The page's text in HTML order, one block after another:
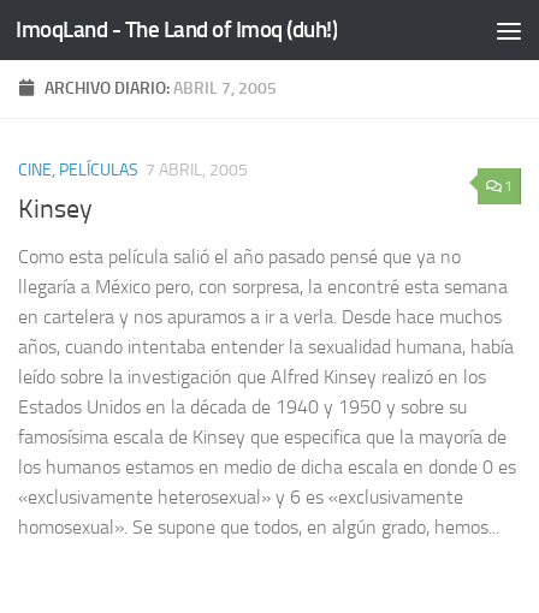
Saltar al contenido
ImoqLand - The Land of Imoq (duh!)
ARCHIVO DIARIO:ABRIL 7, 2005
1
CINE, PELÍCULAS 7 ABRIL, 2005
Kinsey
Como esta película salió el año pasado pensé que ya no
llegaría a México pero, con sorpresa, la encontré esta semana
en cartelera y nos apuramos a ir a verla. Desde hace muchos
años, cuando intentaba entender la sexualidad humana, había
leído sobre la investigación que Alfred Kinsey realizó en los
Estados Unidos en la década de 1940 y 1950 y sobre su
famosísima escala de Kinsey que especifica que la mayoría de
los humanos estamos en medio de dicha escala en donde 0 es
«exclusivamente heterosexual» y 6 es «exclusivamente
homosexual». Se supone que todos, en algún grado, hemos...